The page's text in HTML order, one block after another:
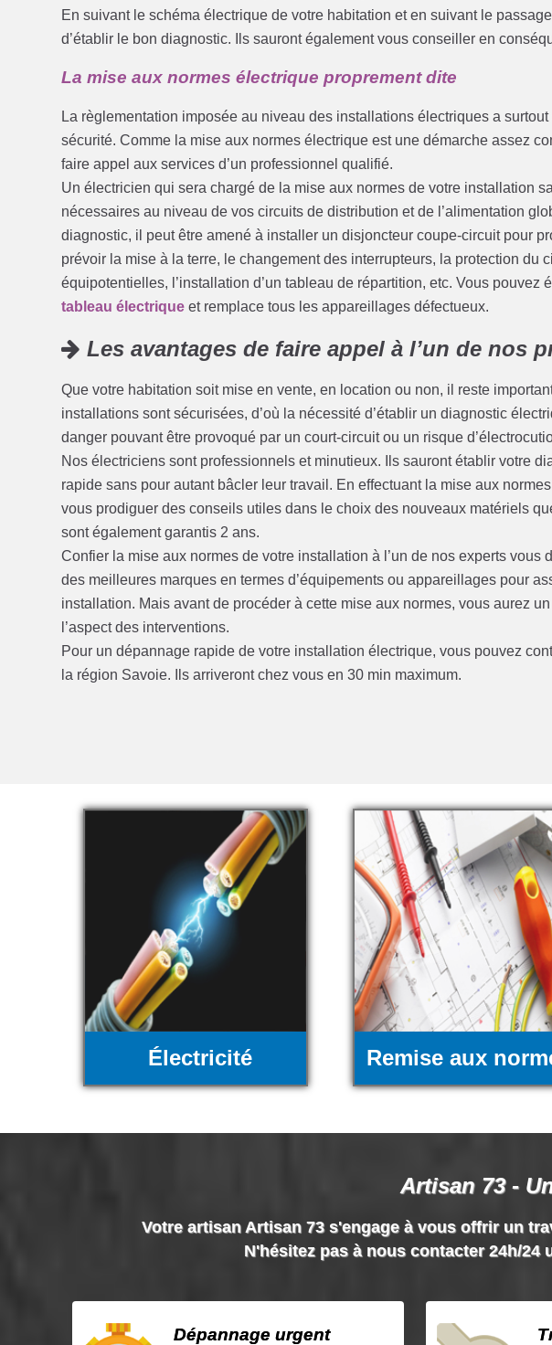
En suivant le schéma électrique de votre habitation et en suivant le
d’établir le bon diagnostic. Ils sauront également vous conseiller en
La mise aux normes électrique proprement dite
La règlementation imposée au niveau des installations électriques a
sécurité. Comme la mise aux normes électrique est une démarche assez
faire appel aux services d’un professionnel qualifié.
Un électricien qui sera chargé de la mise aux normes de votre installation
nécessaires au niveau de vos circuits de distribution et de l’alimentation
diagnostic, il peut être amené à installer un disjoncteur coupe-circuit pour
prévoir la mise à la terre, le changement des interrupteurs, la protection du
équipotentielles, l’installation d’un tableau de répartition, etc. Vous pouvez
tableau électrique et remplace tous les appareillages défectueux.
Les avantages de faire appel à l’un de nos
Que votre habitation soit mise en vente, en location ou non, il reste
installations sont sécurisées, d’où la nécessité d’établir un diagnostic
danger pouvant être provoqué par un court-circuit ou un risque
Nos électriciens sont professionnels et minutieux. Ils sauront établir votre
rapide sans pour autant bâcler leur travail. En effectuant la mise aux
vous prodiguer des conseils utiles dans le choix des nouveaux matériels
sont également garantis 2 ans.
Confier la mise aux normes de votre installation à l’un de nos experts vous
des meilleures marques en termes d’équipements ou appareillages pour
installation. Mais avant de procéder à cette mise aux normes, vous aurez
l’aspect des interventions.
Pour un dépannage rapide de votre installation électrique, vous pouvez
la région Savoie. Ils arriveront chez vous en 30 min maximum.
Électricité Remise aux
Artisan 73 -
Votre artisan Artisan 73 s'engage à vous offrir un
N'hésitez pas à nous contacter 24h/
Dépannage urgent